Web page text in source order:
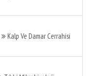
Kalp Ve Damar Cerrahisi